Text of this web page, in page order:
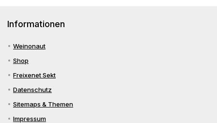
Informationen
Weinonaut
Shop
Freixenet Sekt
Datenschutz
Sitemaps & Themen
Impressum